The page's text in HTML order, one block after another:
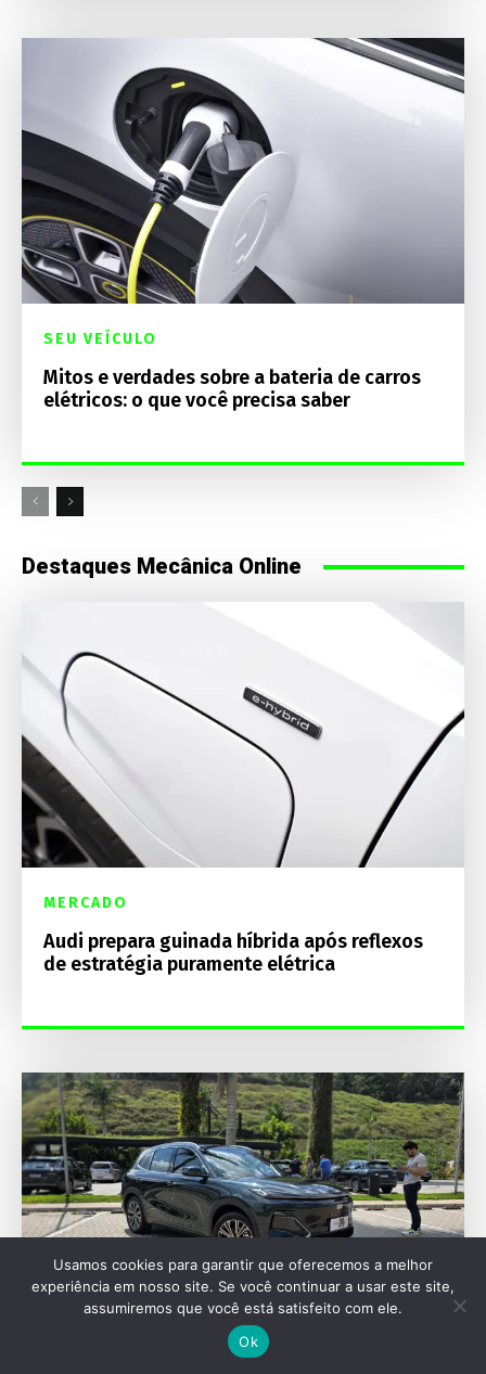
SEU VEÍCULO
Mitos e verdades sobre a bateria de carros
elétricos: o que você precisa saber
Destaques Mecânica Online
MERCADO
Audi prepara guinada híbrida após reflexos
de estratégia puramente elétrica
Usamos cookies para garantir que oferecemos a melhor
experiência em nosso site. Se você continuar a usar este site,
assumiremos que você está satisfeito com ele.
Ok